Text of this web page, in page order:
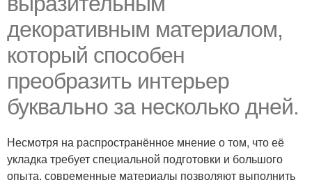
декоративным материалом,
который способен
преобразить интерьер
буквально за несколько дней.
Несмотря на распространённое мнение о том, что её
укладка требует специальной подготовки и большого
опыта, современные материалы позволяют выполнить